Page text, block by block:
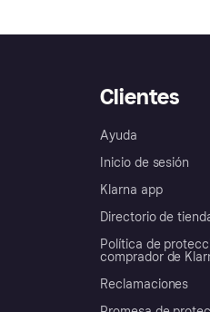
Clientes
Ayuda
Inicio de sesión
Klarna app
Directorio de
Política de
comprador de
Reclamaciones